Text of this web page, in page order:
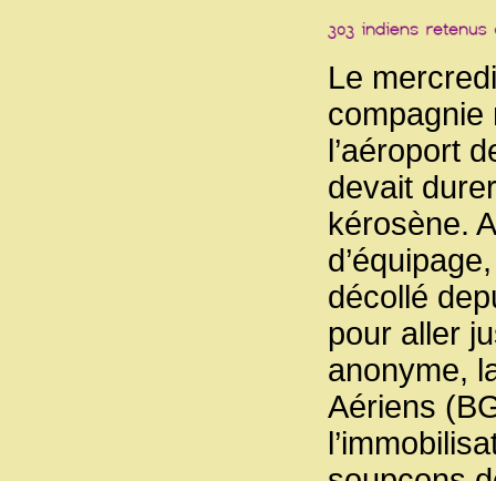
Le
compagnie
l’aéroport
devait
kérosène.
décollé
pour aller
anonyme,
Aériens